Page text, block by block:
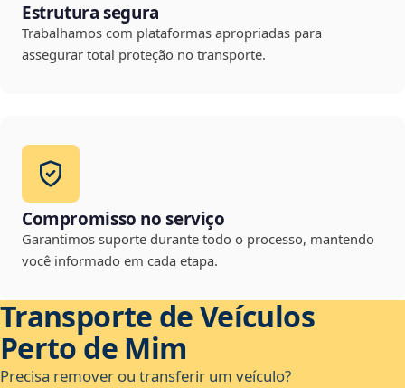
Estrutura segura
Trabalhamos com plataformas apropriadas para
assegurar total proteção no transporte.
Compromisso no serviço
Garantimos suporte durante todo o processo, mantendo
você informado em cada etapa.
Transporte de Veículos
Perto de Mim
Precisa remover ou transferir um veículo?